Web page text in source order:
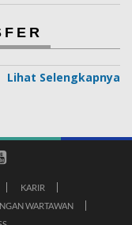
Lihat Selengkapnya
KARIR
WARTAWAN